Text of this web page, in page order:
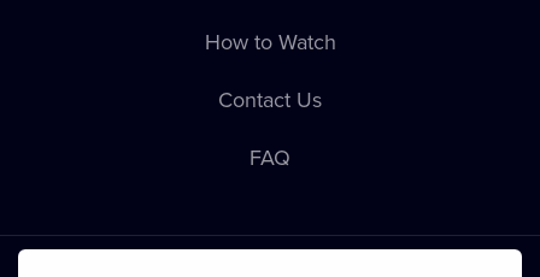
How to Watch
Contact Us
FAQ